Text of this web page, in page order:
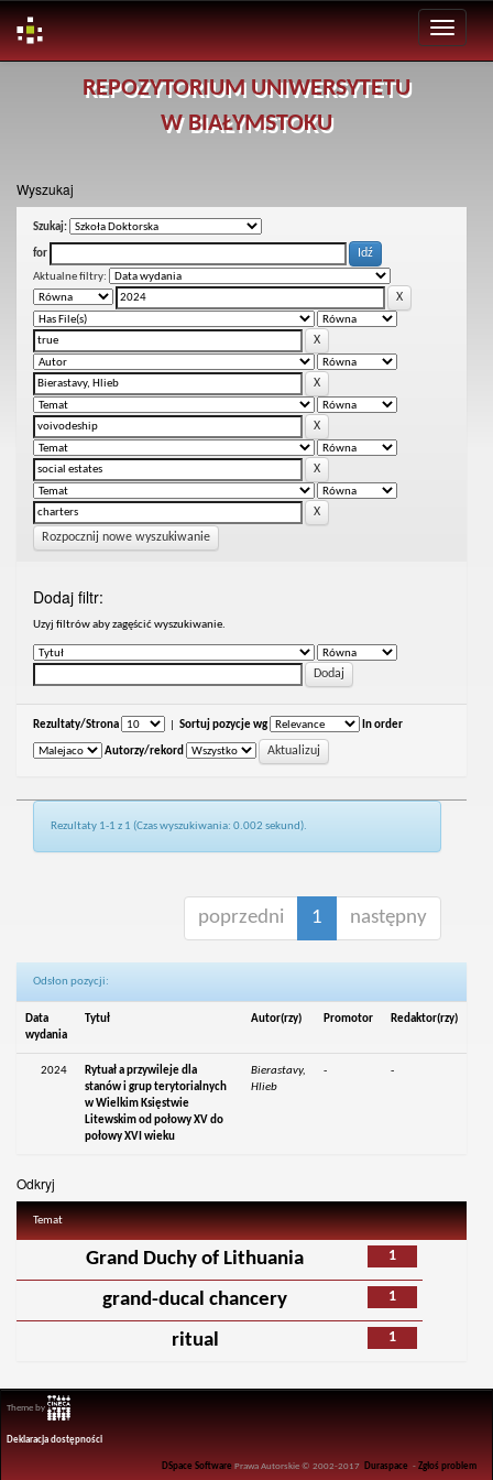
REPOZYTORIUM UNIWERSYTETU
W BIAŁYMSTOKU
Wyszukaj
Szukaj:
for
Aktualne filtry:
Rozpocznij nowe wyszukiwanie
Dodaj filtr:
Uzyj filtrów aby zagęścić wyszukiwanie.
Rezultaty/Strona Sortuj pozycje wg In order
Autorzy/rekord
Rezultaty 1-1 z 1 (Czas wyszukiwania: 0.002 sekund).
poprzedni 1 następny
Odsłon pozycji:
Data
wydania
Tytuł Autor(rzy) Promotor Redaktor(rzy)
2024
Rytuał a przywileje dla
stanów i grup terytorialnych
w Wielkim Księstwie
Litewskim od połowy XV do
połowy XVI wieku
Bierastavy,
Hlieb
- -
Odkryj
Temat
1
Grand Duchy of Lithuania
1
grand-ducal chancery
1
ritual
Theme by
Deklaracja dostępności
DSpace Software Prawa Autorskie © 2002-2017 Duraspace -Zgłoś problem